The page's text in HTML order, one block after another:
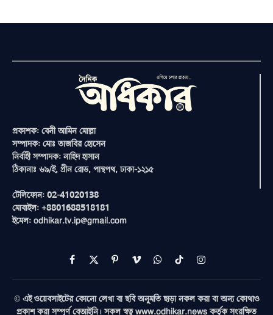
প্রকাশক: বেনী আমিন মোল্লা
সম্পাদক: মোঃ তাজবির হোসেন
নির্বাহী সম্পাদক: নাহিদ হাসান
ঠিকানাঃ ৬৯/ই, গ্রীন রোড, পান্থপথ, ঢাকা-১২১৫
টেলিফোন: 02-41020138
মোবাইল: +8801688518181
ইমেল: odhikar.tv.ip@gmail.com
Facebook
X
(Twitter)
PinterestVimeoWhatsAppTikTokInstagram
© এই ওয়েবসাইটের কোনো লেখা বা ছবি অনুমতি ছাড়া নকল করা বা অন্য কোথাও
প্রকাশ করা সম্পূর্ণ বেআইনি। সকল স্বত্ব www.odhikar.news কর্তৃক সংরক্ষিত